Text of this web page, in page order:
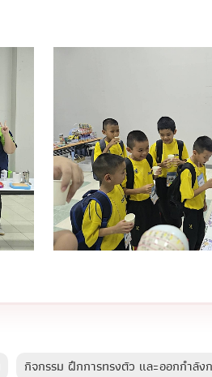
กิจกรรม ฝึกการทรงตัว และออกกำลั